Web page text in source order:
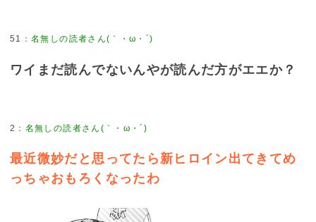
51 ：名無しの読者さん(｀・ω・´)
ワイまだ読んでないんやが読んだ方がエエか？
2 ： 名無しの読者さん(｀・ω・´)
最近微妙だと思ってたら新ヒロイン出てきてめ
っちゃおもろくなったわ